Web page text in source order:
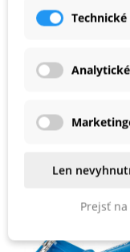
PARAMETRE
Kód produktu
PODOBNÉ
Len
Prejsť